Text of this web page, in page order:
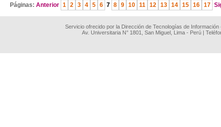
Páginas: Anterior 1 2 3 4 5 6 7 8 9 10 11 12 13 14 15 16 17
Servicio ofrecido por la Dirección de Tecnologías de
Av. Universitaria N° 1801, San Miguel, Lima - Perú |